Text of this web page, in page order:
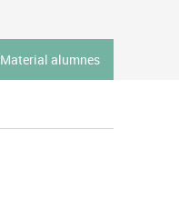
Material alumnes